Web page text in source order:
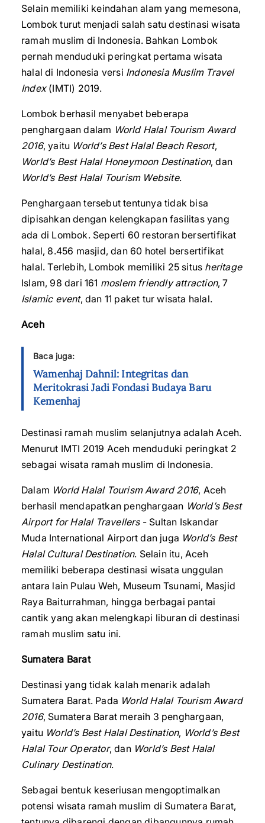
Selain memiliki keindahan alam yang memesona,
Lombok turut menjadi salah satu destinasi wisata
ramah muslim di Indonesia. Bahkan Lombok
pernah menduduki peringkat pertama wisata
halal di Indonesia versi Indonesia Muslim Travel
Index(IMTI) 2019.
Lombok berhasil menyabet beberapa
penghargaan dalam World Halal Tourism Award
2016, yaitu World’s Best Halal Beach Resort,
World’s Best Halal Honeymoon Destination, dan
World’s Best Halal Tourism Website.
Penghargaan tersebut tentunya tidak bisa
dipisahkan dengan kelengkapan fasilitas yang
ada di Lombok. Seperti 60 restoran bersertifikat
halal, 8.456 masjid, dan 60 hotel bersertifikat
halal. Terlebih, Lombok memiliki 25 situs heritage
Islam, 98 dari 161 moslem friendly attraction, 7
Islamic event, dan 11 paket tur wisata halal.
Aceh
Baca juga:
Wamenhaj Dahnil: Integritas dan
Meritokrasi Jadi Fondasi Budaya Baru
Kemenhaj
Destinasi ramah muslim selanjutnya adalah Aceh.
Menurut IMTI 2019 Aceh menduduki peringkat 2
sebagai wisata ramah muslim di Indonesia.
Dalam World Halal Tourism Award 2016, Aceh
berhasil mendapatkan penghargaan World’s Best
Airport for Halal Travellers- Sultan Iskandar
Muda International Airport dan juga World’s Best
Halal Cultural Destination. Selain itu, Aceh
memiliki beberapa destinasi wisata unggulan
antara lain Pulau Weh, Museum Tsunami, Masjid
Raya Baiturrahman, hingga berbagai pantai
cantik yang akan melengkapi liburan di destinasi
ramah muslim satu ini.
Sumatera Barat
Destinasi yang tidak kalah menarik adalah
Sumatera Barat. Pada World Halal Tourism Award
2016, Sumatera Barat meraih 3 penghargaan,
yaitu World’s Best Halal Destination, World’s Best
Halal Tour Operator, dan World’s Best Halal
Culinary Destination.
Sebagai bentuk keseriusan mengoptimalkan
potensi wisata ramah muslim di Sumatera Barat,